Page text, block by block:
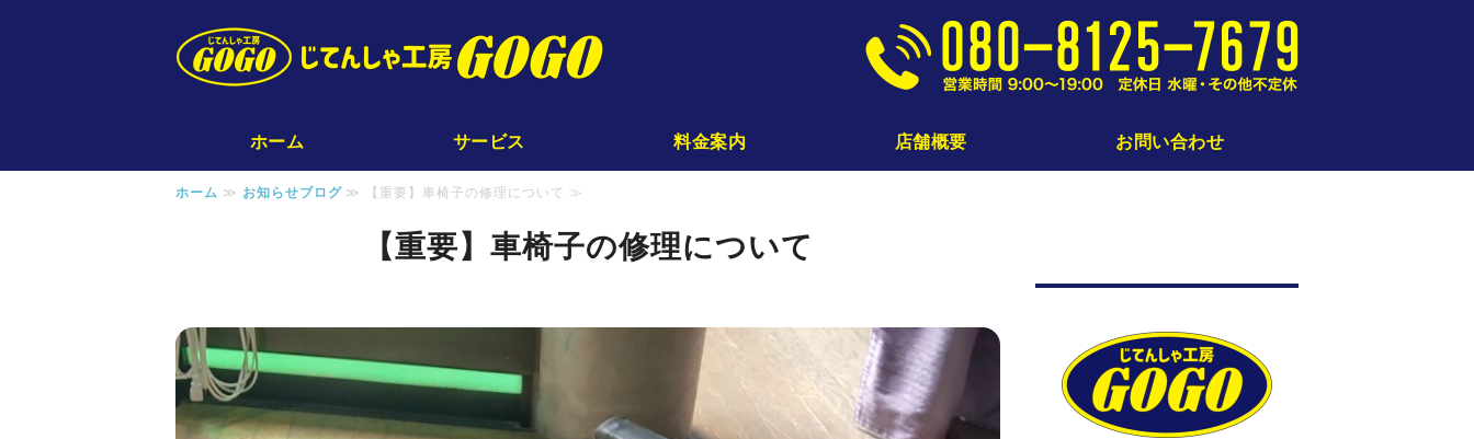
じてんしゃ工房GOGO｜仙台の小さな小さな自転車修理屋さん｜
ホーム サービス 料金案内 店舗概要 お問い合わせ
ホーム ≫ お知らせブログ≫ 【重要】車椅子の修理について ≫
【重要】車椅子の修理について